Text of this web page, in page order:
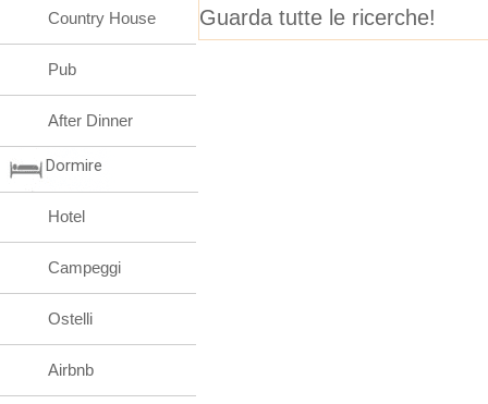
Guarda tutte le ricerche!
Country House
Pub
After Dinner
Dormire
Hotel
Campeggi
Ostelli
Airbnb